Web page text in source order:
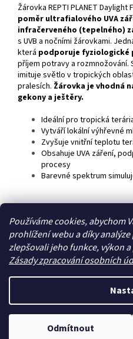
Používáme cookies, abychom
prohlížení webu a díky
zlepšovali jeho funkce, výkon
Zásady zpracování osobních
Odmítnout
Žárovka REPTI PLANET
poměr ultrafialového UVA
infračerveného (tepelného)
s UVB a nočními žárovkami.
která podporuje fyziologické
příjem potravy a
imituje světlo v tropických
pralesích. Žárovka je vhodná
gekony a ještěry.
Ideální pro tropická
Vytváří lokální výhřevné
Zvyšuje vnitřní teplotu
Obsahuje UVA záření,
procesy
Barevné spektrum
Zboží.cz
Copyright 2026